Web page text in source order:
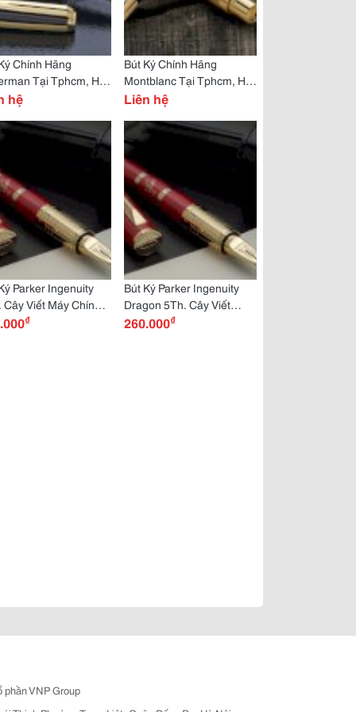
Chính Hãng
Tại Tphcm, Hà
Toàn Quốc
hệ
Bút Ký Chính Hãng
Montblanc Tại Tphcm, Hà
Nội & Toàn Quốc
Liên hệ
Parker Ingenuity
Cây Viết Máy Chính
Cao Cấp
₫
Bút Ký Parker Ingenuity
Dragon 5Th. Cây Viết
Chính Hãng, Cao Cấp
260.000₫
phần VNP Group